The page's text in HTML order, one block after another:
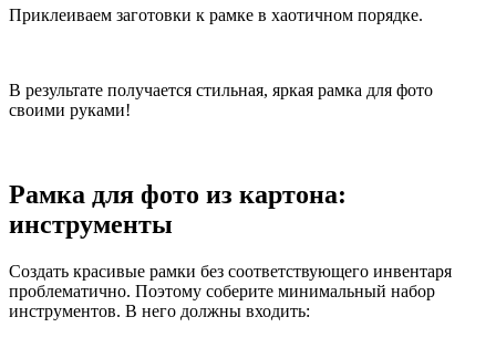
Приклеиваем заготовки к рамке в хаотичном порядке.
В результате получается стильная, яркая рамка для фото
своими руками!
Рамка для фото из картона:
инструменты
Создать красивые рамки без соответствующего инвентаря
проблематично. Поэтому соберите минимальный набор
инструментов. В него должны входить: